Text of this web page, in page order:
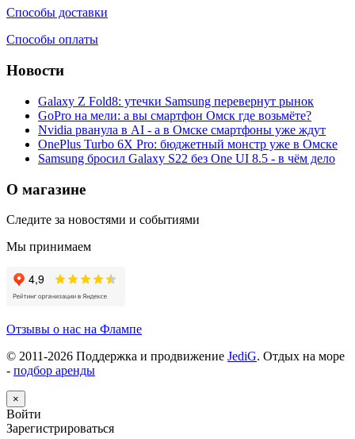
Способы доставки
Способы оплаты
Новости
Galaxy Z Fold8: утечки Samsung перевернут рынок
GoPro на мели: а вы смартфон Омск где возьмёте?
Nvidia рванула в AI - а в Омске смартфоны уже ждут
OnePlus Turbo 6X Pro: бюджетный монстр уже в Омске
Samsung бросил Galaxy S22 без One UI 8.5 - в чём дело
О магазине
Следите за новостями и событиями
Мы принимаем
Отзывы о нас на Флампе
© 2011-2026 Поддержка и продвижение JediG. Отдых на море
- подбор аренды
×
Войти
Зарегистрироваться